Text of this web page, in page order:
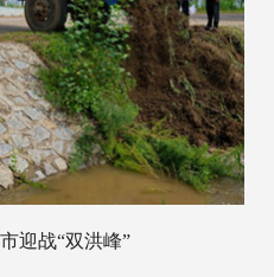
迎战“双洪峰”